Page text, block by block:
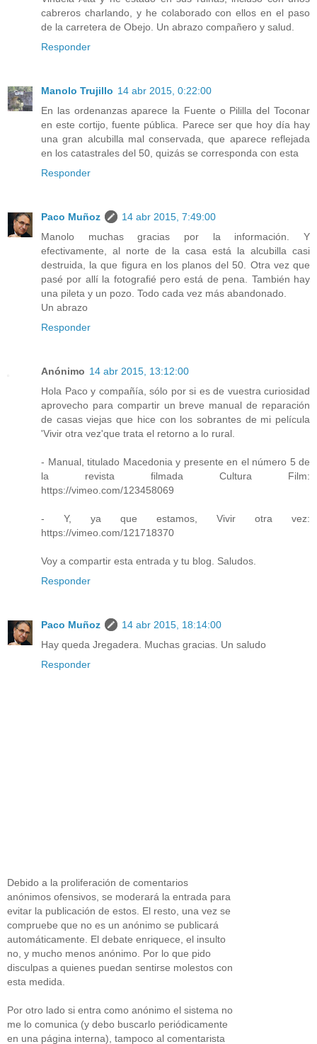
cabreros charlando, y he colaborado con ellos en el paso
de la carretera de Obejo. Un abrazo compañero y salud.
Responder
Manolo Trujillo 14 abr 2015, 0:22:00
En las ordenanzas aparece la Fuente o Pililla del Toconar
en este cortijo, fuente pública. Parece ser que hoy día hay
una gran alcubilla mal conservada, que aparece reflejada
en los catastrales del 50, quizás se corresponda con esta
Responder
Paco Muñoz
14 abr 2015, 7:49:00
Manolo muchas gracias por la información. Y
efectivamente, al norte de la casa está la alcubilla casi
destruida, la que figura en los planos del 50. Otra vez que
pasé por allí la fotografié pero está de pena. También hay
una pileta y un pozo. Todo cada vez más abandonado.
Un abrazo
Responder
Anónimo 14 abr 2015, 13:12:00
Hola Paco y compañía, sólo por si es de vuestra curiosidad
aprovecho para compartir un breve manual de reparación
de casas viejas que hice con los sobrantes de mi película
'Vivir otra vez'que trata el retorno a lo rural.
- Manual, titulado Macedonia y presente en el número 5 de
la revista filmada Cultura Film:
https://vimeo.com/123458069
- Y, ya que estamos, Vivir otra vez:
https://vimeo.com/121718370
Voy a compartir esta entrada y tu blog. Saludos.
Responder
Paco Muñoz
14 abr 2015, 18:14:00
Hay queda Jregadera. Muchas gracias. Un saludo
Responder
Debido a la proliferación de comentarios
anónimos ofensivos, se moderará la entrada para
evitar la publicación de estos. El resto, una vez se
compruebe que no es un anónimo se publicará
automáticamente. El debate enriquece, el insulto
no, y mucho menos anónimo. Por lo que pido
disculpas a quienes puedan sentirse molestos con
esta medida.
Por otro lado si entra como anónimo el sistema no
me lo comunica (y debo buscarlo periódicamente
en una página interna), tampoco al comentarista